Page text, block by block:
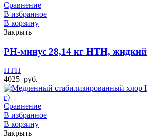
Сравнение
В избранное
В корзину
Закрыть
РН-минус 28,14 кг HTH, жидкий
HTH
4025 руб.
Сравнение
В избранное
В корзину
Закрыть